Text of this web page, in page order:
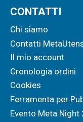
CONTATTI
Chi siamo
Contatti
Il mio account
Cronologia ordini
Cookies
Ferramenta per
Evento Meta Night